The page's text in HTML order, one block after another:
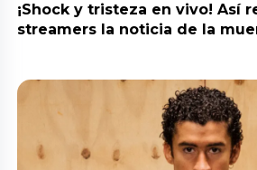
¡Shock y tristeza en vivo! Así
streamers la noticia de la